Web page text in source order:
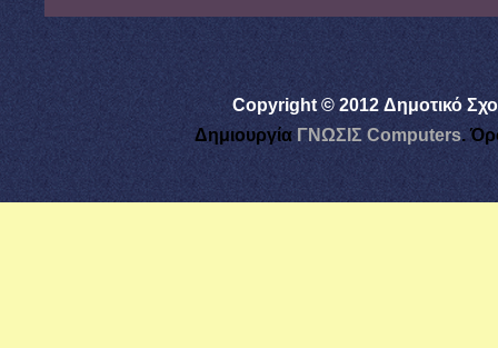
Copyright © 2012 Δημοτικό
Δημιουργία ΓΝΩΣΙΣ Computers.